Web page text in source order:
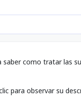
como tratar las
para observar su